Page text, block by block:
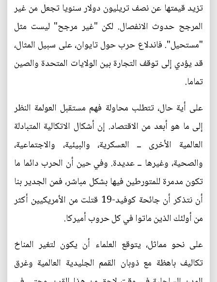
تزيد قيمتها عن نصف تريليون دولار سنويا تجعل من غير
المرجح حدوث الانفصال. لكن "غير مرجح" ليست مثل
"مستحيل". فاندلاع حرب حول تايوان، على سبيل المثال،
قد يؤدي إلى توقف التجارة بين الولايات المتحدة والصين
تماما.
على أية حال، تتطلب محاولة فهم مستقبل العولمة النظر
إلى ما هو أبعد من الاقتصاد. إن أشكال الاتكالية المتبادلة
العالمية الأخرى ــ العسكرية، والبيئية، والاجتماعية،
والصحية، وغيرها ــ عديدة. وفي حين أن الحرب دائما ما
تكون مدمرة للمتورطين فيها بشكل مباشر، فمن الجدير بنا
أن نتذكر أن جائحة كوفيد-19 قتلت من الأمريكيين أكثر
من أولئك الذين ماتوا في كل حروب أميركا.
على نحو مماثل، يتوقع العلماء أن يكون لتغير المناخ
تكاليف باهظة مع ذوبان القمم الجليدية العالمية وغرق